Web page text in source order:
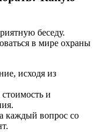
беседу.
в мире охраны
исходя из
и
каждый вопрос со